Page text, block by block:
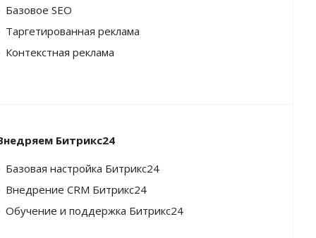
Базовое SEO
Таргетированная реклама
Контекстная реклама
Битрикс24
Базовая настройка Битрикс24
Внедрение CRM Битрикс24
Обучение и поддержка Битрикс24